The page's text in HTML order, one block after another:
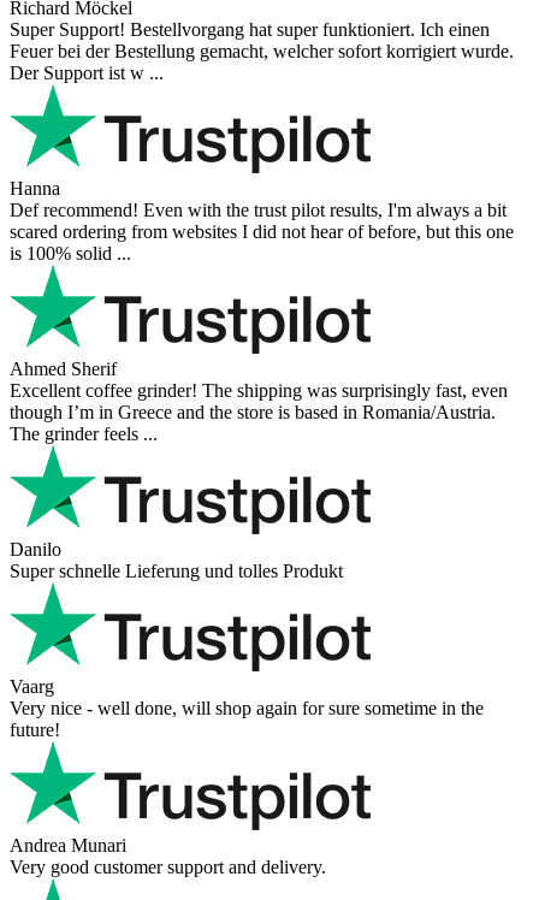
Richard Möckel
Super Support! Bestellvorgang hat super funktioniert. Ich einen
Feuer bei der Bestellung gemacht, welcher sofort korrigiert wurde.
Der Support ist w ...
Hanna
Def recommend! Even with the trust pilot results, I'm always a bit
scared ordering from websites I did not hear of before, but this one
is 100% solid ...
Ahmed Sherif
Excellent coffee grinder! The shipping was surprisingly fast, even
though I’m in Greece and the store is based in Romania/Austria.
The grinder feels ...
Danilo
Super schnelle Lieferung und tolles Produkt
Vaarg
Very nice - well done, will shop again for sure sometime in the
future!
Andrea Munari
Very good customer support and delivery.